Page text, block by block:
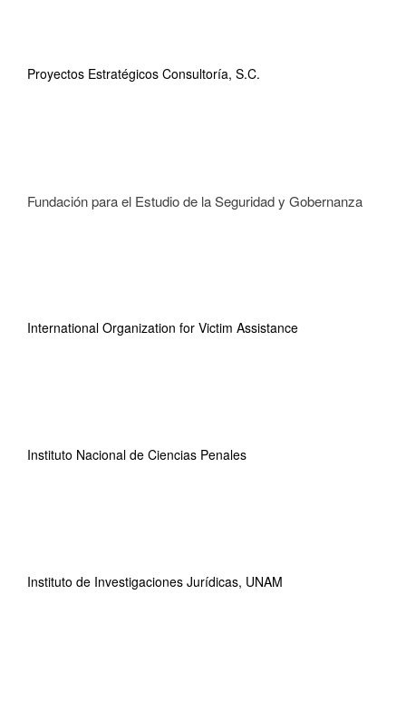
Proyectos Estratégicos Consultoría, S.C.
Fundación para el Estudio de la Seguridad y Gobernanza
International Organization for Victim Assistance
Instituto Nacional de Ciencias Penales
Instituto de Investigaciones Jurídicas, UNAM